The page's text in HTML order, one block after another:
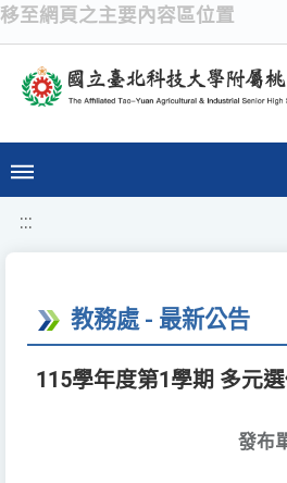
移至網頁之主要內容區位置
:::
教務處 - 最新公告
115學年度第1學期 多元
發布